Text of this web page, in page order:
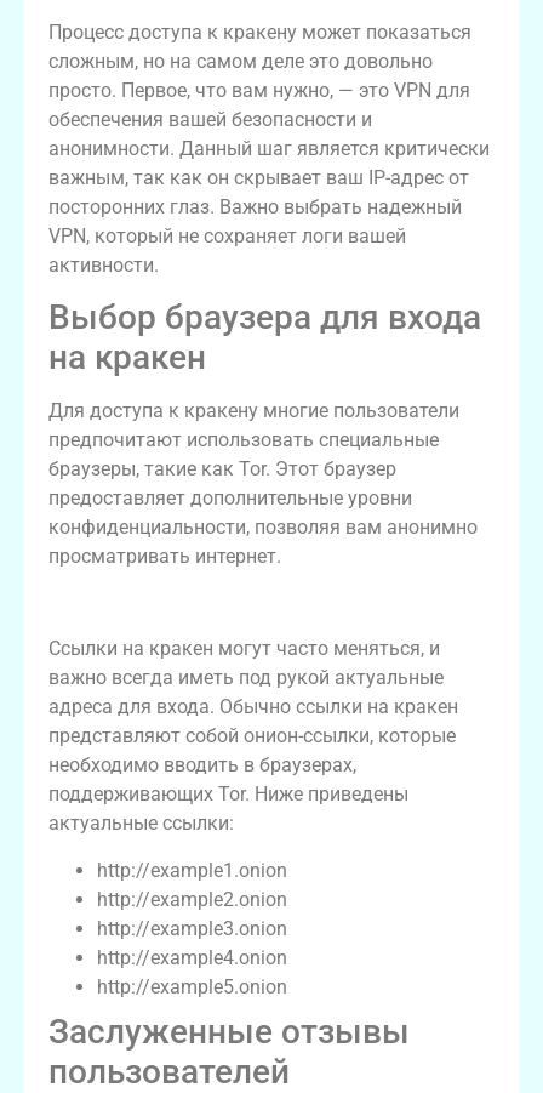
Процесс доступа к кракену может показаться
сложным, но на самом деле это довольно
просто. Первое, что вам нужно, — это VPN для
обеспечения вашей безопасности и
анонимности. Данный шаг является критически
важным, так как он скрывает ваш IP-адрес от
посторонних глаз. Важно выбрать надежный
VPN, который не сохраняет логи вашей
активности.
Выбор браузера для входа
на кракен
Для доступа к кракену многие пользователи
предпочитают использовать специальные
браузеры, такие как Tor. Этот браузер
предоставляет дополнительные уровни
конфиденциальности, позволяя вам анонимно
просматривать интернет.
Ссылки на кракен могут часто меняться, и
важно всегда иметь под рукой актуальные
адреса для входа. Обычно ссылки на кракен
представляют собой онион-ссылки, которые
необходимо вводить в браузерах,
поддерживающих Tor. Ниже приведены
актуальные ссылки:
http://example1.onion
http://example2.onion
http://example3.onion
http://example4.onion
http://example5.onion
Заслуженные отзывы
пользователей